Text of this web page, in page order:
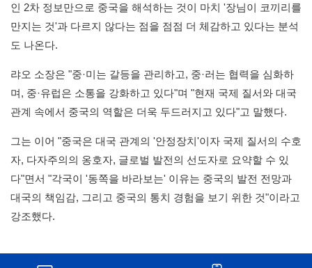
인 2차 정보만으로 중국을 해석하는 것이 마치 '장님이 코끼리를
만지는 것'과 다르지 않다는 점을 점점 더 체감하고 있다는 분석
도 나온다.
랴오 소장은 "중·미는 갈등을 관리하고, 중·러는 협력을 심화하
며, 중·유럽은 소통을 강화하고 있다"며 "현재 국제 질서와 대국
관계 속에서 중국의 역할은 더욱 두드러지고 있다"고 말했다.
그는 이어 "중국은 대국 관계의 '안정장치'이자 국제 질서의 수호
자, 다자주의의 옹호자, 글로벌 발전의 선도자로 요약할 수 있
다"면서 "각국이 '동쪽을 바라보는' 이유는 중국의 발전 전망과
대국의 책임감, 그리고 중국의 통치 경험을 보기 위한 것"이라고
강조했다.